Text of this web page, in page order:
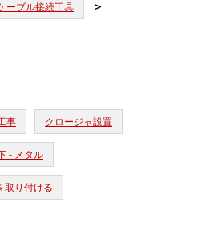
ーブル接続工具
事 クロージャ設置
- メタル
取り付ける